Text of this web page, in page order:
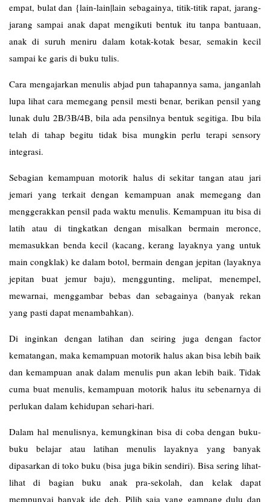
empat, bulat dan {lain-lain|lain sebagainya, titik-titik rapat, jarang-
jarang sampai anak dapat mengikuti bentuk itu tanpa bantuaan,
anak di suruh meniru dalam kotak-kotak besar, semakin kecil
sampai ke garis di buku tulis.
Cara mengajarkan menulis abjad pun tahapannya sama, janganlah
lupa lihat cara memegang pensil mesti benar, berikan pensil yang
lunak dulu 2B/3B/4B, bila ada pensilnya bentuk segitiga. Ibu bila
telah di tahap begitu tidak bisa mungkin perlu terapi sensory
integrasi.
Sebagian kemampuan motorik halus di sekitar tangan atau jari
jemari yang terkait dengan kemampuan anak memegang dan
menggerakkan pensil pada waktu menulis. Kemampuan itu bisa di
latih atau di tingkatkan dengan misalkan bermain meronce,
memasukkan benda kecil (kacang, kerang layaknya yang untuk
main congklak) ke dalam botol, bermain dengan jepitan (layaknya
jepitan buat jemur baju), menggunting, melipat, menempel,
mewarnai, menggambar bebas dan sebagainya (banyak rekan
yang pasti dapat menambahkan).
Di inginkan dengan latihan dan seiring juga dengan factor
kematangan, maka kemampuan motorik halus akan bisa lebih baik
dan kemampuan anak dalam menulis pun akan lebih baik. Tidak
cuma buat menulis, kemampuan motorik halus itu sebenarnya di
perlukan dalam kehidupan sehari-hari.
Dalam hal menulisnya, kemungkinan bisa di coba dengan buku-
buku belajar atau latihan menulis layaknya yang banyak
dipasarkan di toko buku (bisa juga bikin sendiri). Bisa sering lihat-
lihat di bagian buku anak pra-sekolah, dan kelak dapat
mempunyai banyak ide deh. Pilih saja yang gampang dulu dan